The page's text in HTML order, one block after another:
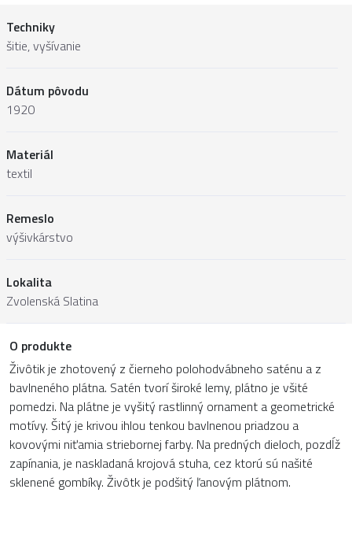
Techniky
šitie, vyšívanie
Dátum pôvodu
1920
Materiál
textil
Remeslo
výšivkárstvo
Lokalita
Zvolenská Slatina
O produkte
Živôtik je zhotovený z čierneho polohodvábneho saténu a z
bavlneného plátna. Satén tvorí široké lemy, plátno je všité
pomedzi. Na plátne je vyšitý rastlinný ornament a geometrické
motívy. Šitý je krivou ihlou tenkou bavlnenou priadzou a
kovovými niťamia striebornej farby. Na predných dieloch, pozdĺž
zapínania, je naskladaná krojová stuha, cez ktorú sú našité
sklenené gombíky. Živôtk je podšitý ľanovým plátnom.